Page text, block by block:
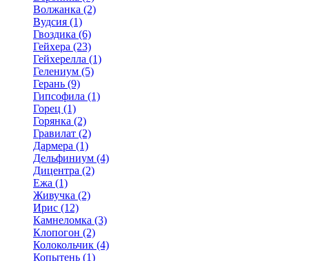
Волжанка (2)
Вудсия (1)
Гвоздика (6)
Гейхера (23)
Гейхерелла (1)
Гелениум (5)
Герань (9)
Гипсофила (1)
Горец (1)
Горянка (2)
Гравилат (2)
Дармера (1)
Дельфиниум (4)
Дицентра (2)
Ежа (1)
Живучка (2)
Ирис (12)
Камнеломка (3)
Клопогон (2)
Колокольчик (4)
Копытень (1)